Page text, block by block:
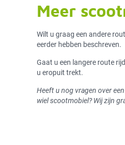
Meer
Wilt u graag een andere
eerder hebben beschreven.
Gaat u een langere route
u eropuit trekt.
Heeft u nog vragen over
wiel scootmobiel? Wij zijn